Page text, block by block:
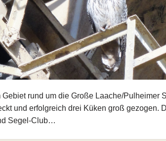
rund um die Große Laache/Pulheimer
und erfolgreich drei Küken groß gezogen.
Segel-Club…